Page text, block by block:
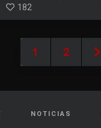
182
1 2
NOTICIAS